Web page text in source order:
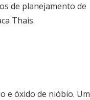
de planejamento de
Thais.
e óxido de nióbio. Um